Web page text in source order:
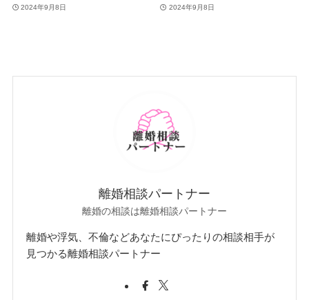
2024年9月8日 2024年9月8日
離婚相談パートナー
離婚の相談は離婚相談パートナー
離婚や浮気、不倫などあなたにぴったりの相談相手が
見つかる離婚相談パートナー